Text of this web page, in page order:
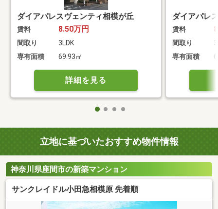
ダイアパレスヴェンティ相模が丘
賃料 8.50万円
間取り
3LDK
専有面積
69.93㎡
詳細を見る
ダイアパレ
賃料
間取り
専有面積
立地に基づいたおすすめ物件情報
神奈川県座間市の新築マンション
サンクレイドル小田急相模原 先着順